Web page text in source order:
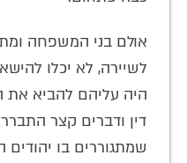
אולם בני המשפחה
לשיירה, לא יכלו
היה עליהם להביא את
דין ודברים קצר
שמתגוררים בו